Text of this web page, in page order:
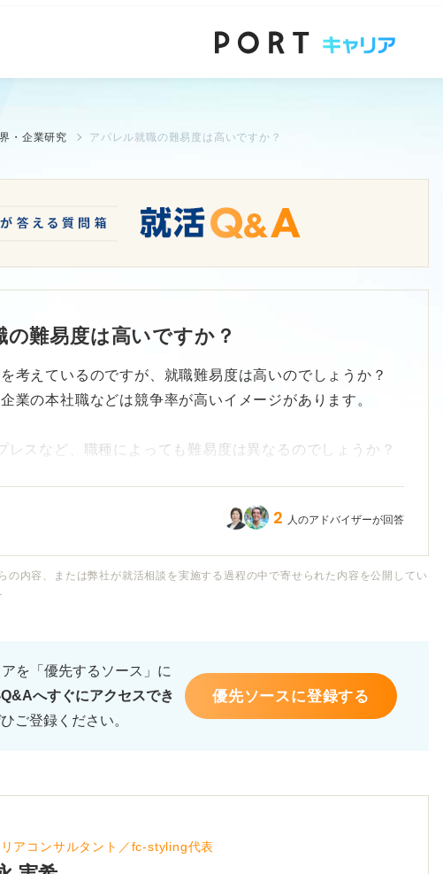
・企業研究 アパレル就職の難易度は高いですか？
の難易度は高いですか？
考えているのですが、就職難易度は高いのでしょうか？
業の本社職などは競争率が高いイメージがあります。
レスなど、職種によっても難易度は異なるのでしょうか？
アルな難易度や、内定を得るために必要な対策などについ
業界への就職を成功させているのか、その特徴なども教え
2 人のアドバイザーが回答
内容、または弊社が就活相談を実施する過程の中で寄せられた内容を公開してい
を「優先するソース」に
へすぐにアクセスでき
ご登録ください。
優先ソースに登録する
アコンサルタント／fc-styling代表